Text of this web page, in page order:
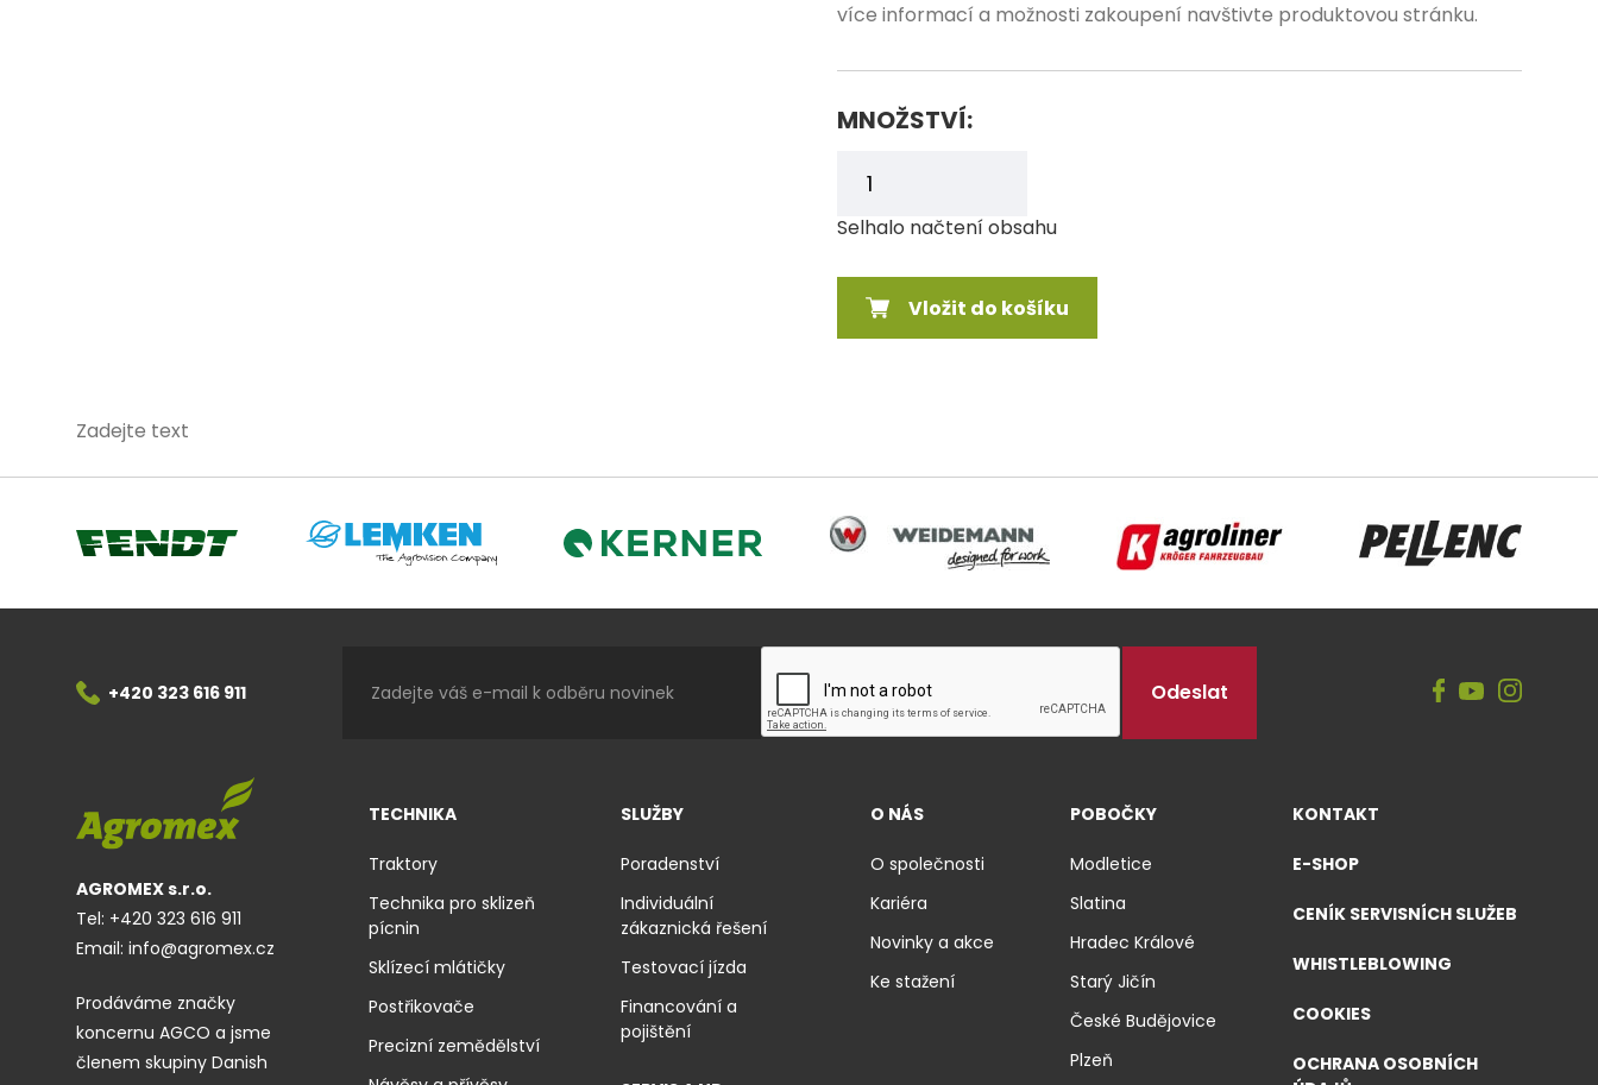
více informací a možnosti zakoupení navštivte produktovou stránku.
MNOŽSTVÍ:
Selhalo načtení obsahu
Vložit do košíku
Zadejte text
Fendt Lemken Kerner Weidemann Agroliner Pellenc
+420 323 616 911
AGROMEX s.r.o.
Tel: +420 323 616 911
Email: info@agromex.cz
Prodáváme značky
koncernu AGCO a jsme
členem skupiny Danish
TECHNIKA
Traktory
Technika pro sklizeň
pícnin
Sklízecí mlátičky
Postřikovače
Precizní zemědělství
SLUŽBY
Poradenství
Individuální
zákaznická řešení
Testovací jízda
Financování a
pojištění
O NÁS
O společnosti
Kariéra
Novinky a akce
Ke stažení
POBOČKY
Modletice
Slatina
Hradec Králové
Starý Jičín
České Budějovice
Plzeň
KONTAKT
E-SHOP
CENÍK SERVISNÍCH SLUŽEB
WHISTLEBLOWING
COOKIES
OCHRANA OSOBNÍCH